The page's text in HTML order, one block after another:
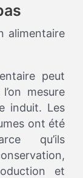
alimentaire
peut
mesure
induit. Les
ont été
qu’ils
et